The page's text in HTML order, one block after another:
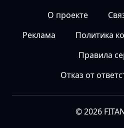
О проекте
Реклама
Политика
Правила
Отказ от
© 2026